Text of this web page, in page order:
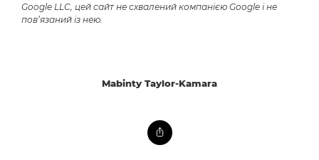
Google LLC, цей сайт не схвалений компанією Google і не
пов’язаний із нею.
Mabinty Taylor-Kamara